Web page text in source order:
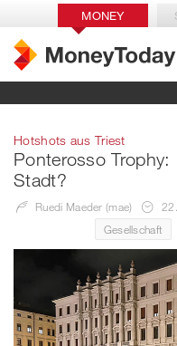
MONEY
Hotshots aus Triest
Ponterosso
Stadt?
Ruedi Maeder (mae)
Gesellschaft